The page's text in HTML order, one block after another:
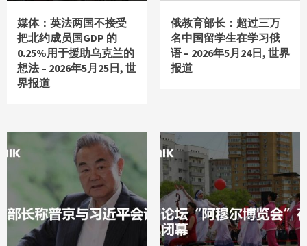
媒体：英法两国不接受
把北约成员国GDP 的
0.25%用于援助乌克兰的
想法 – 2026年5月25日, 世
界报道
俄教育部长：超过三万
名中国留学生在学习俄
语 – 2026年5月24日, 世界
报道